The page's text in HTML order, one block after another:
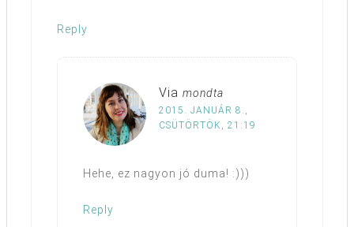
Reply
Via mondta
2015. JANUÁR 8.,
CSÜTÖRTÖK, 21:19
Hehe, ez nagyon jó duma! :)))
Reply